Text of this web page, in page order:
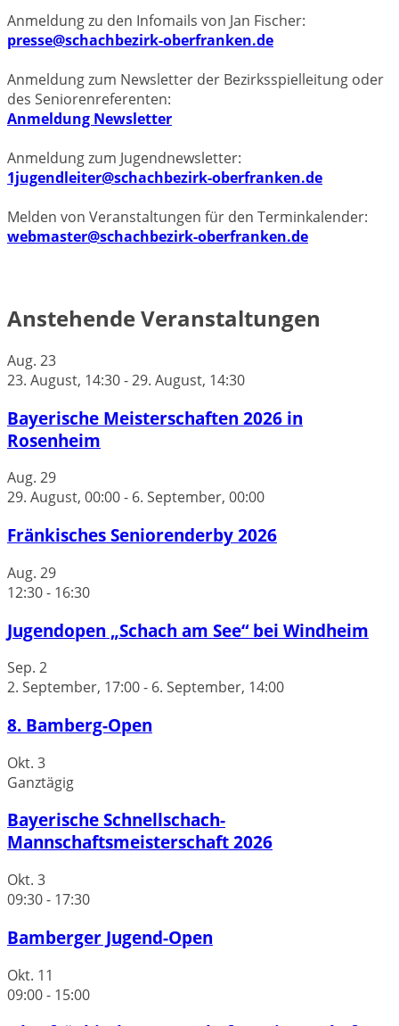
Anmeldung zu den Infomails von Jan Fischer:
presse@schachbezirk-oberfranken.de
Anmeldung zum Newsletter der Bezirksspielleitung oder
des Seniorenreferenten:
Anmeldung Newsletter
Anmeldung zum Jugendnewsletter:
1jugendleiter@schachbezirk-oberfranken.de
Melden von Veranstaltungen für den Terminkalender:
webmaster@schachbezirk-oberfranken.de
Anstehende Veranstaltungen
Aug. 23
23. August, 14:30-29. August, 14:30
Bayerische Meisterschaften 2026 in
Rosenheim
Aug. 29
29. August, 00:00- 6. September, 00:00
Fränkisches Seniorenderby 2026
Aug. 29
12:30- 16:30
Jugendopen „Schach am See“ bei Windheim
Sep. 2
2. September, 17:00- 6. September, 14:00
8. Bamberg-Open
Okt. 3
Ganztägig
Bayerische Schnellschach-
Mannschaftsmeisterschaft 2026
Okt. 3
09:30- 17:30
Bamberger Jugend-Open
Okt. 11
09:00- 15:00